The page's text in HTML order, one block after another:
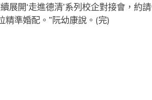
展開‘走進德清’系列校企對接會，約
精準婚配。”阮幼康說。(完)